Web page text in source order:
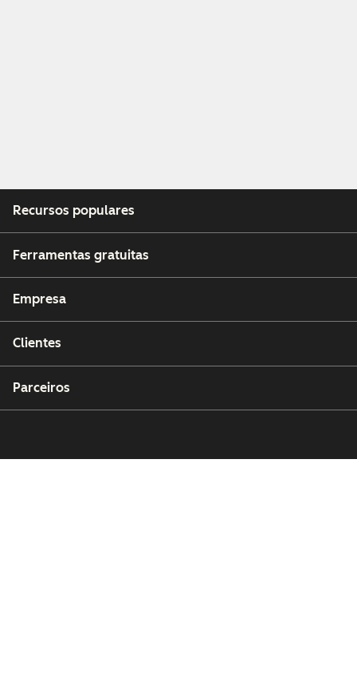
Recursos populares
Ferramentas gratuitas
Empresa
Clientes
Parceiros